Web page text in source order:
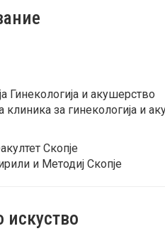
Гинекологија и акушерство
клиника за гинекологија и
Скопје
и Методиј Скопје
искуство